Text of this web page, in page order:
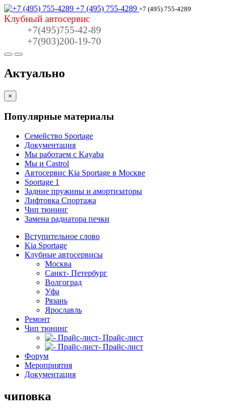
+7 (495) 755-4289 +7 (495) 755-4289
Клубный автосервис
+7(495)755-42-89
+7(903)200-19-70
Актуально
×
Популярные материалы
Семейство Sportage
Документация
Мы работаем с Kayaba
Мы и Castrol
Автосервис Kia Sportage в Москве
Sportage 1
Задние пружины и амортизаторы
Лифтовка Спортажа
Чип тюнинг
Замена радиатора печки
Вступительное слово
Kia Sportage
Клубные автосервисы
Москва
Санкт- Петербург
Волгоград
Уфа
Рязань
Ярославль
Ремонт
Чип тюнинг
- Прайс-лист
- Прайс-лист
Форум
Мероприятия
Документация
чиповка